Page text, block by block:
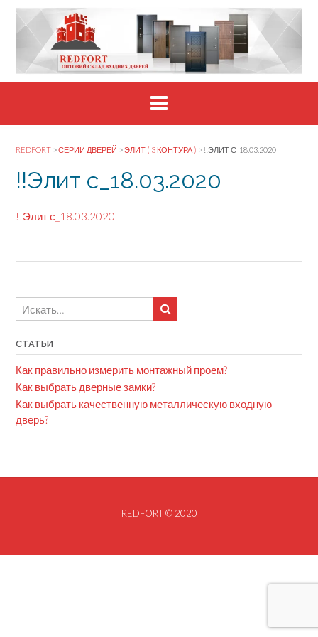
Skip
content
REDFORT >СЕРИИ ДВЕРЕЙ >ЭЛИТ ( 3 КОНТУРА ) > !!ЭЛИТ С_18.03.2020
!!Элит с_18.03.2020
!!Элит с_18.03.2020
СТАТЬИ
Как правильно измерить монтажный проем?
Как выбрать дверные замки?
Как выбрать качественную металлическую входную
дверь?
REDFORT © 2020